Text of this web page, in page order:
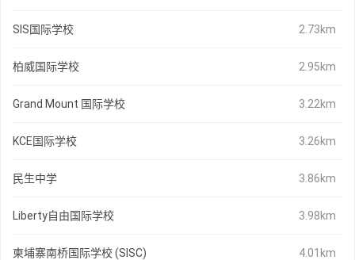
SIS国际学校 2.73km
柏威国际学校 2.95km
Grand Mount 国际学校 3.22km
KCE国际学校 3.26km
民生中学 3.86km
Liberty自由国际学校 3.98km
柬埔寨南桥国际学校 (SISC) 4.01km